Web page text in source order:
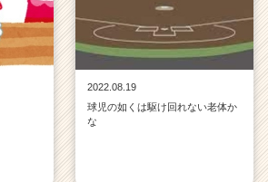
2022.08.19
球児の如くは駆け回れない老体か
な